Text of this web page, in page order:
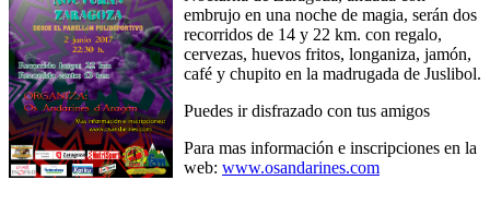
embrujo en una noche de magia, serán dos
recorridos de 14 y 22 km. con regalo,
cervezas, huevos fritos, longaniza, jamón,
café y chupito en la madrugada de Juslibol.
Puedes ir disfrazado con tus amigos
Para mas información e inscripciones en la
web: www.osandarines.com